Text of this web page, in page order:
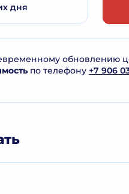
дня
обновлению
по телефону +7 906